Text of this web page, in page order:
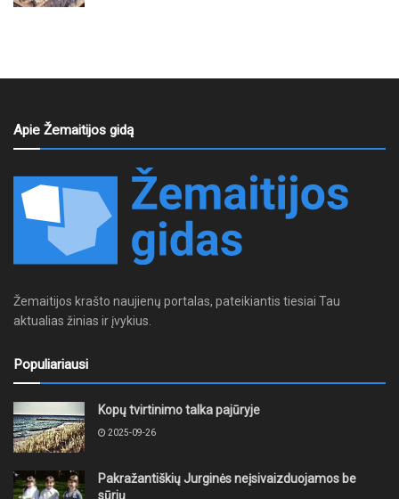
Apie Žemaitijos gidą
Žemaitijos krašto naujienų portalas, pateikiantis tiesiai Tau
aktualias žinias ir įvykius.
Populiariausi
Kopų tvirtinimo talka pajūryje
2025-09-26
Pakražantiškių Jurginės neįsivaizduojamos be
sūrių